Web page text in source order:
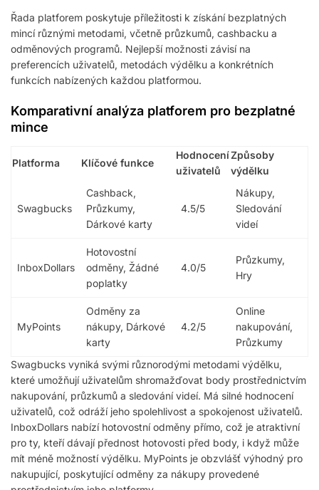
Řada platforem poskytuje příležitosti k získání bezplatných
mincí různými metodami, včetně průzkumů, cashbacku a
odměnových programů. Nejlepší možnosti závisí na
preferencích uživatelů, metodách výdělku a konkrétních
funkcích nabízených každou platformou.
Komparativní analýza platforem pro bezplatné
mince
Platforma Klíčové funkce
Hodnocení
uživatelů
Způsoby
výdělku
Swagbucks
Cashback,
Průzkumy,
Dárkové karty
4.5/5
Nákupy,
Sledování
videí
InboxDollars
Hotovostní
odměny, Žádné
poplatky
4.0/5
Průzkumy,
Hry
MyPoints
Odměny za
nákupy, Dárkové
karty
4.2/5
Online
nakupování,
Průzkumy
Swagbucks vyniká svými různorodými metodami výdělku,
které umožňují uživatelům shromažďovat body prostřednictvím
nakupování, průzkumů a sledování videí. Má silné hodnocení
uživatelů, což odráží jeho spolehlivost a spokojenost uživatelů.
InboxDollars nabízí hotovostní odměny přímo, což je atraktivní
pro ty, kteří dávají přednost hotovosti před body, i když může
mít méně možností výdělku. MyPoints je obzvlášť výhodný pro
nakupující, poskytující odměny za nákupy provedené